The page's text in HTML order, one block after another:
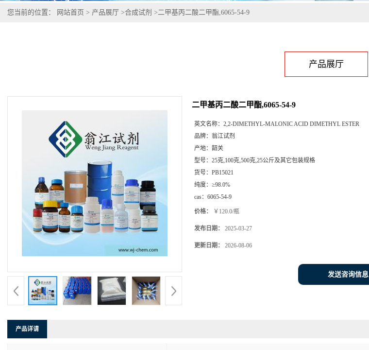
您当前的位置： 网站首页 > 产品展厅 >合成试剂 >二甲基丙二酸二甲酯,6065-54-9
产品展厅
二甲基丙二酸二甲酯,6065-54-9
英文名称： 2,2-DIMETHYL-MALONIC ACID DIMETHYL ESTER
品牌： 翁江试剂
产地： 韶关
型号： 25克,100克,500克,25公斤及其它包装规格
货号： PB15021
纯度： ≥98.0%
cas： 6065-54-9
价格： ￥120.0/瓶
发布日期： 2025-03-27
更新日期： 2026-08-06
发送咨询信息
产品详请